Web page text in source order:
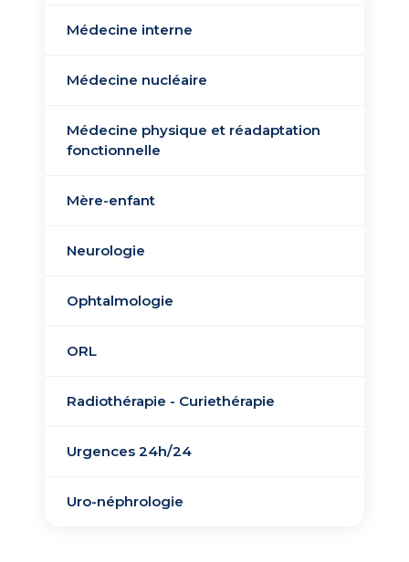
Urgences 24h/24
Uro-néphrologie​
Médecine interne
Médecine nucléaire​
Médecine physique et réadaptation
fonctionnelle
Mère-enfant
Neurologie
Ophtalmologie
ORL
Radiothérapie - Curiethérapie
Urgences 24h/24
Uro-néphrologie​